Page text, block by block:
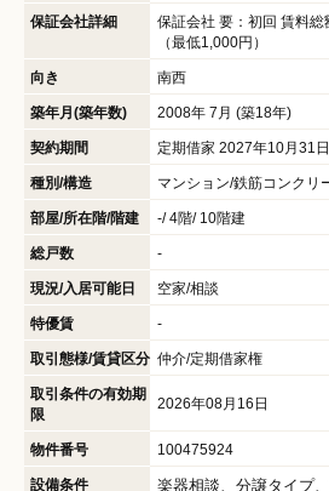
保証会社詳細
保証会社 要：初回 賃料
（最低1,000円）
向き 南西
築年月(築年数) 2008年 7月 (築18年)
契約期間 定期借家 2027年10月31
種別/構造 マンション/鉄筋コンクリ
部屋/所在階/階建 -/ 4階/ 10階建
総戸数 -
現況/入居可能日 空家/相談
特優賃 -
取引態様/賃貸区分 仲介/定期借家権
取引条件の有効期
限
2026年08月16日
物件番号 100475924
設備条件 楽器相談 分譲タイプ